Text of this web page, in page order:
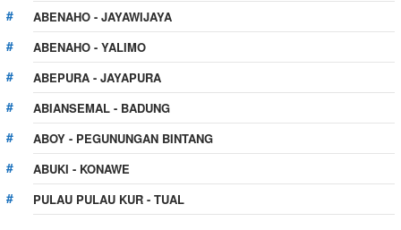
ABENAHO - JAYAWIJAYA
ABENAHO - YALIMO
ABEPURA - JAYAPURA
ABIANSEMAL - BADUNG
ABOY - PEGUNUNGAN BINTANG
ABUKI - KONAWE
PULAU PULAU KUR - TUAL